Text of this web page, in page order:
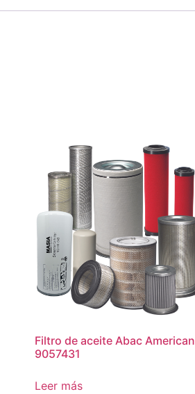
Filtro de aceite Abac American
9057431
Leer más